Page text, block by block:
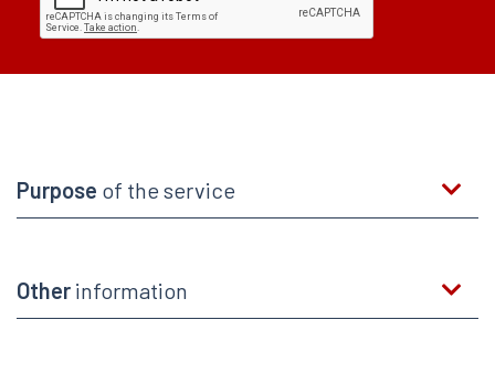
Purpose of the service
Other information